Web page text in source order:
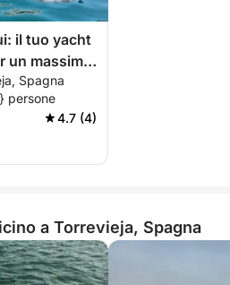
il tuo yacht
un massimo
dal
a
Spagna
persone
4.7 (4)
a Torrevieja, Spagna